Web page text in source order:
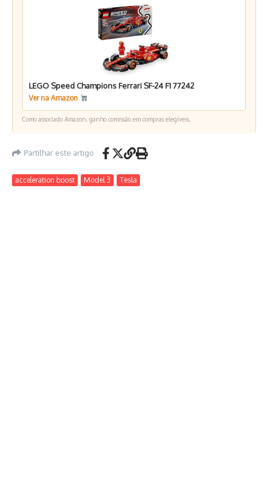
LEGO Speed Champions Ferrari SF-24 F1 77242
Ver na Amazon
Como associado Amazon, ganho comissão em compras elegíveis.
Partilhar este artigo
acceleration boost Model 3 Tesla